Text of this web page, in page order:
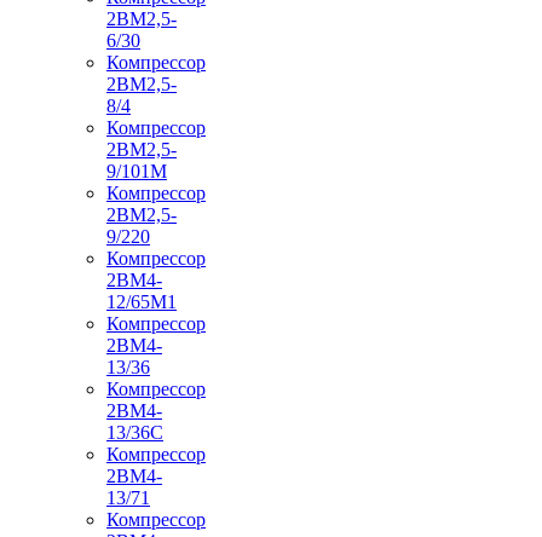
2ВМ2,5-
6/30
Компрессор
2ВМ2,5-
8/4
Компрессор
2ВМ2,5-
9/101М
Компрессор
2ВМ2,5-
9/220
Компрессор
2ВМ4-
12/65М1
Компрессор
2ВМ4-
13/36
Компрессор
2ВМ4-
13/36С
Компрессор
2ВМ4-
13/71
Компрессор